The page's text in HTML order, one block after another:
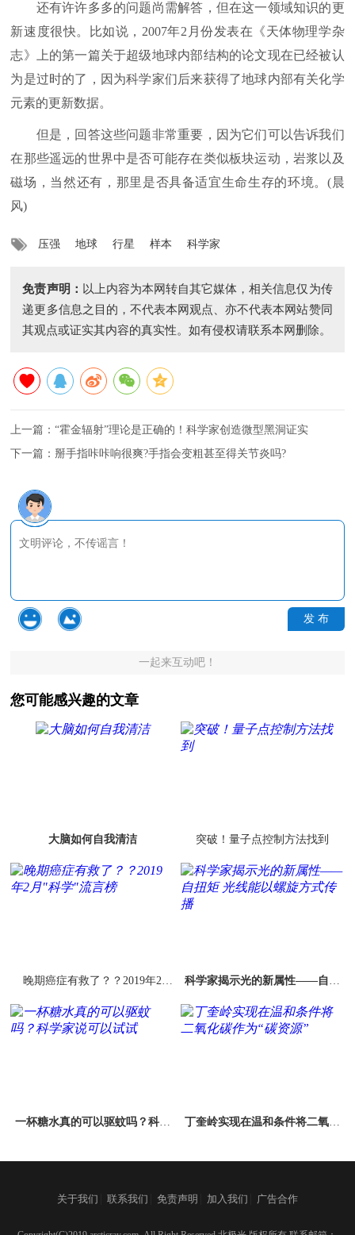
还有许许多多的问题尚需解答，但在这一领域知识的更
新速度很快。比如说，2007年2月份发表在《天体物理学杂
志》上的第一篇关于超级地球内部结构的论文现在已经被认
为是过时的了，因为科学家们后来获得了地球内部有关化学
元素的更新数据。
但是，回答这些问题非常重要，因为它们可以告诉我们
在那些遥远的世界中是否可能存在类似板块运动，岩浆以及
磁场，当然还有，那里是否具备适宜生命生存的环境。(晨
风)
压强 地球 行星 样本 科学家
免责声明： 以上内容为本网转自其它媒体，相关信息仅为传
递更多信息之目的，不代表本网观点、亦不代表本网站赞同
其观点或证实其内容的真实性。如有侵权请联系本网删除。
上一篇：“霍金辐射”理论是正确的！科学家创造微型黑洞证实
下一篇： 掰手指咔咔响很爽?手指会变粗甚至得关节炎吗?
发 布
一起来互动吧！
您可能感兴趣的文章
大脑如何自我清洁 突破！量子点控制方法找到
晚期癌症有救了？？2019年2
科学家揭示光的新属性——自扭
一杯糖水真的可以驱蚊吗？科学
丁奎岭实现在温和条件将二氧化
关于我们 联系我们 免责声明 加入我们 广告合作